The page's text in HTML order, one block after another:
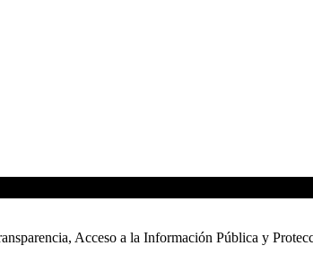
Acceso a la Información Pública y